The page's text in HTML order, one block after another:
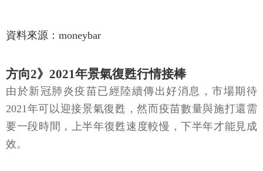
資料來源：moneybar
方向2》2021年景氣復甦行情接棒
由於新冠肺炎疫苗已經陸續傳出好消息，市場期待
2021年可以迎接景氣復甦，然而疫苗數量與施打還需
要一段時間，上半年復甦速度較慢，下半年才能見成
效。